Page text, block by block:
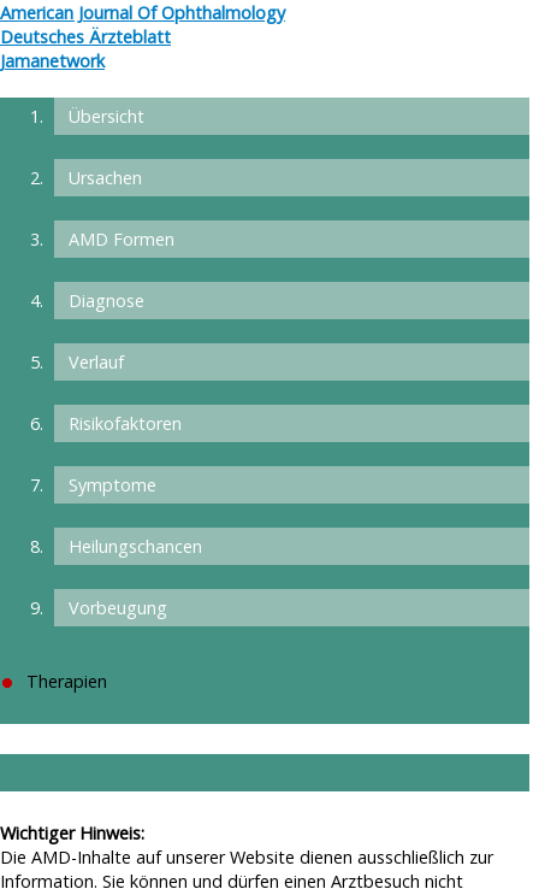
American Journal Of Ophthalmology
Deutsches Ärzteblatt
Jamanetwork
Übersicht
Ursachen
AMD Formen
Diagnose
Verlauf
Risikofaktoren
Symptome
Heilungschancen
Vorbeugung
Therapien
Wichtiger Hinweis:
Die AMD-Inhalte auf unserer Website dienen ausschließlich zur
Information. Sie können und dürfen einen Arztbesuch nicht